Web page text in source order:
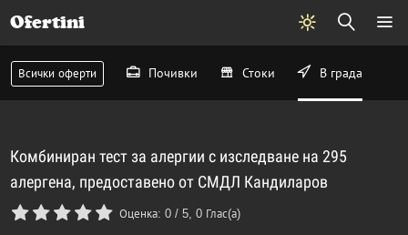
Ofertini
Всички оферти Почивки Стоки В града
Комбиниран тест за алергии с изследване на 295
алергена, предоставено от СМДЛ Кандиларов
Оценка:0 /5,0 Глас(а)